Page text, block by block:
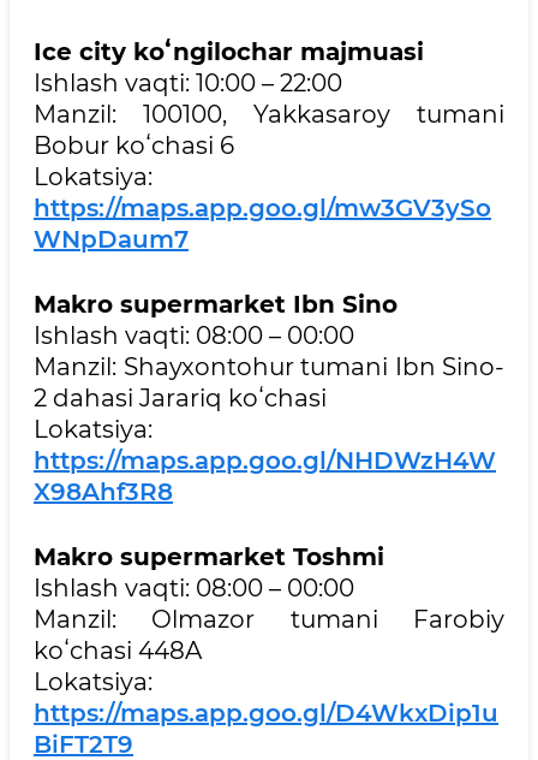
Ice city koʻngilochar majmuasi
Ishlash vaqti: 10:00 – 22:00
Manzil: 100100, Yakkasaroy tumani
Bobur koʻchasi 6
Lokatsiya:
https://maps.app.goo.gl/mw3GV3ySo
WNpDaum7
Makro supermarket Ibn Sino
Ishlash vaqti: 08:00 – 00:00
Manzil: Shayxontohur tumani Ibn Sino-
2 dahasi Jarariq koʻchasi
Lokatsiya:
https://maps.app.goo.gl/NHDWzH4W
X98Ahf3R8
Makro supermarket Toshmi
Ishlash vaqti: 08:00 – 00:00
Manzil: Olmazor tumani Farobiy
koʻchasi 448A
Lokatsiya:
https://maps.app.goo.gl/D4WkxDip1u
BiFT2T9